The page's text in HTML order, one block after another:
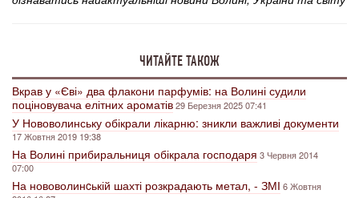
ЧИТАЙТЕ ТАКОЖ
Вкрав у «Єві» два флакони парфумів: на Волині судили
поціновувача елітних ароматів29 Березня 2025 07:41
У Нововолинську обікрали лікарню: зникли важливі документи
17 Жовтня 2019 19:38
На Волині прибиральниця обікрала господаря 3 Червня 2014
07:00
На нововолинcькій шахті розкрадають метал, - ЗМІ 6 Жовтня